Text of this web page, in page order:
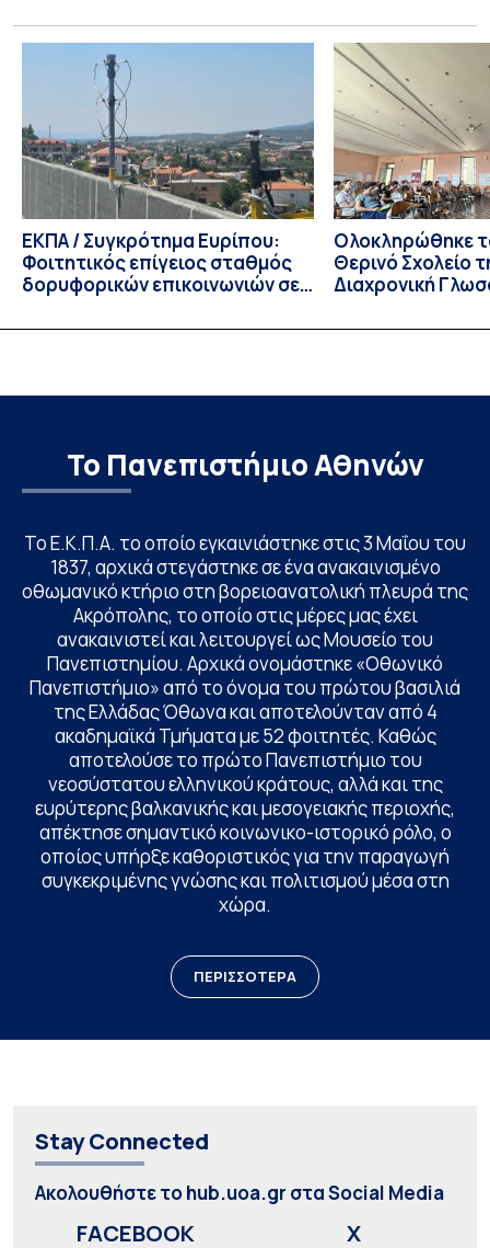
παράταση της προθεσμίας υποβολής εκδήλωσης
ενδιαφέροντος για την φοίτηση σε Προγράμματα Σπουδών,
Τμημάτων του Πανεπιστημίου μας στο Παράρτημα Κύπρου
για το ακαδημαϊκό έτος 2026-2027, έως τη Δευτέρα 31
Αυγούστου 2026. […]
ΕΚΠΑ / Συγκρότημα Ευρίπου:
Φοιτητικός επίγειος σταθμός
δορυφορικών επικοινωνιών σε
Ολοκληρώθηκε
Θερινό Σχολείο
Διαχρονική
Linguistics in
Το Πανεπιστήμιο Αθηνών
Το Ε.Κ.Π.Α. το οποίο εγκαινιάστηκε στις 3 Μαΐου του
1837, αρχικά στεγάστηκε σε ένα ανακαινισμένο
οθωμανικό κτήριο στη βορειοανατολική πλευρά της
Ακρόπολης, το οποίο στις μέρες μας έχει
ανακαινιστεί και λειτουργεί ως Μουσείο του
Πανεπιστημίου. Αρχικά ονομάστηκε «Οθωνικό
Πανεπιστήμιο» από το όνομα του πρώτου βασιλιά
της Ελλάδας Όθωνα και αποτελούνταν από 4
ακαδημαϊκά Τμήματα με 52 φοιτητές. Καθώς
αποτελούσε το πρώτο Πανεπιστήμιο του
νεοσύστατου ελληνικού κράτους, αλλά και της
ευρύτερης βαλκανικής και μεσογειακής περιοχής,
απέκτησε σημαντικό κοινωνικο-ιστορικό ρόλο, ο
οποίος υπήρξε καθοριστικός για την παραγωγή
συγκεκριμένης γνώσης και πολιτισμού μέσα στη
χώρα.
ΠΕΡΙΣΣΟΤΕΡΑ
Stay Connected
Ακολουθήστε το hub.uoa.gr στα Social Media
FACEBOOK
X